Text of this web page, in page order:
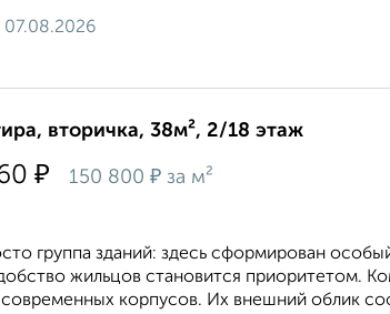
07.08.2026
вторичка, 38м², 2/18 этаж
₽ 150 800 ₽ за м²
группа зданий: здесь сформирован
жильцов становится приоритетом.
корпусов. Их внешний облик